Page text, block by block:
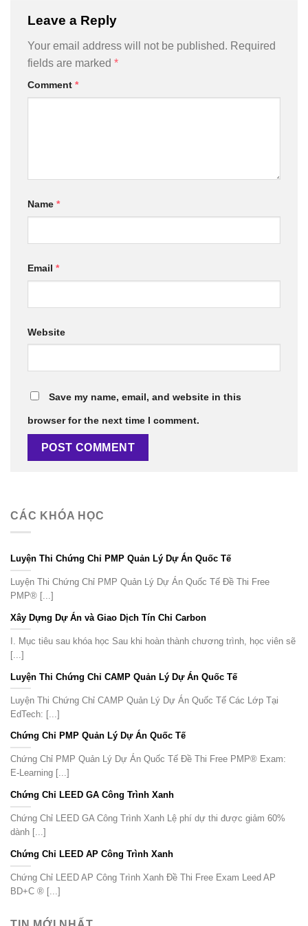
Leave a Reply
Your email address will not be published. Required
fields are marked *
Comment *
Name *
Email *
Website
Save my name, email, and website in this
browser for the next time I comment.
CÁC KHÓA HỌC
Luyện Thi Chứng Chỉ PMP Quản Lý Dự Án Quốc Tế
Luyện Thi Chứng Chỉ PMP Quản Lý Dự Án Quốc Tế Đề Thi Free
PMP® [...]
Xây Dựng Dự Án và Giao Dịch Tín Chỉ Carbon
I. Mục tiêu sau khóa học Sau khi hoàn thành chương trình, học viên sẽ
[...]
Luyện Thi Chứng Chỉ CAMP Quản Lý Dự Án Quốc Tế
Luyện Thi Chứng Chỉ CAMP Quản Lý Dự Án Quốc Tế Các Lớp Tại
EdTech: [...]
Chứng Chỉ PMP Quản Lý Dự Án Quốc Tế
Chứng Chỉ PMP Quản Lý Dự Án Quốc Tế Đề Thi Free PMP® Exam:
E-Learning [...]
Chứng Chỉ LEED GA Công Trình Xanh
Chứng Chỉ LEED GA Công Trình Xanh Lệ phí dự thi được giảm 60%
dành [...]
Chứng Chỉ LEED AP Công Trình Xanh
Chứng Chỉ LEED AP Công Trình Xanh Đề Thi Free Exam Leed AP
BD+C ® [...]